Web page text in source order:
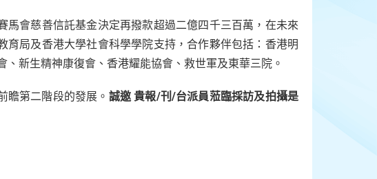
會慈善信託基金決定再撥款超過二億四千三百萬，在未來
局及香港大學社會科學學院支持，合作夥伴包括：香港明
新生精神康復會、香港耀能協會、救世軍及東華三院。
瞻第二階段的發展。 誠邀 貴報/刊/台派員蒞臨採訪及拍攝是